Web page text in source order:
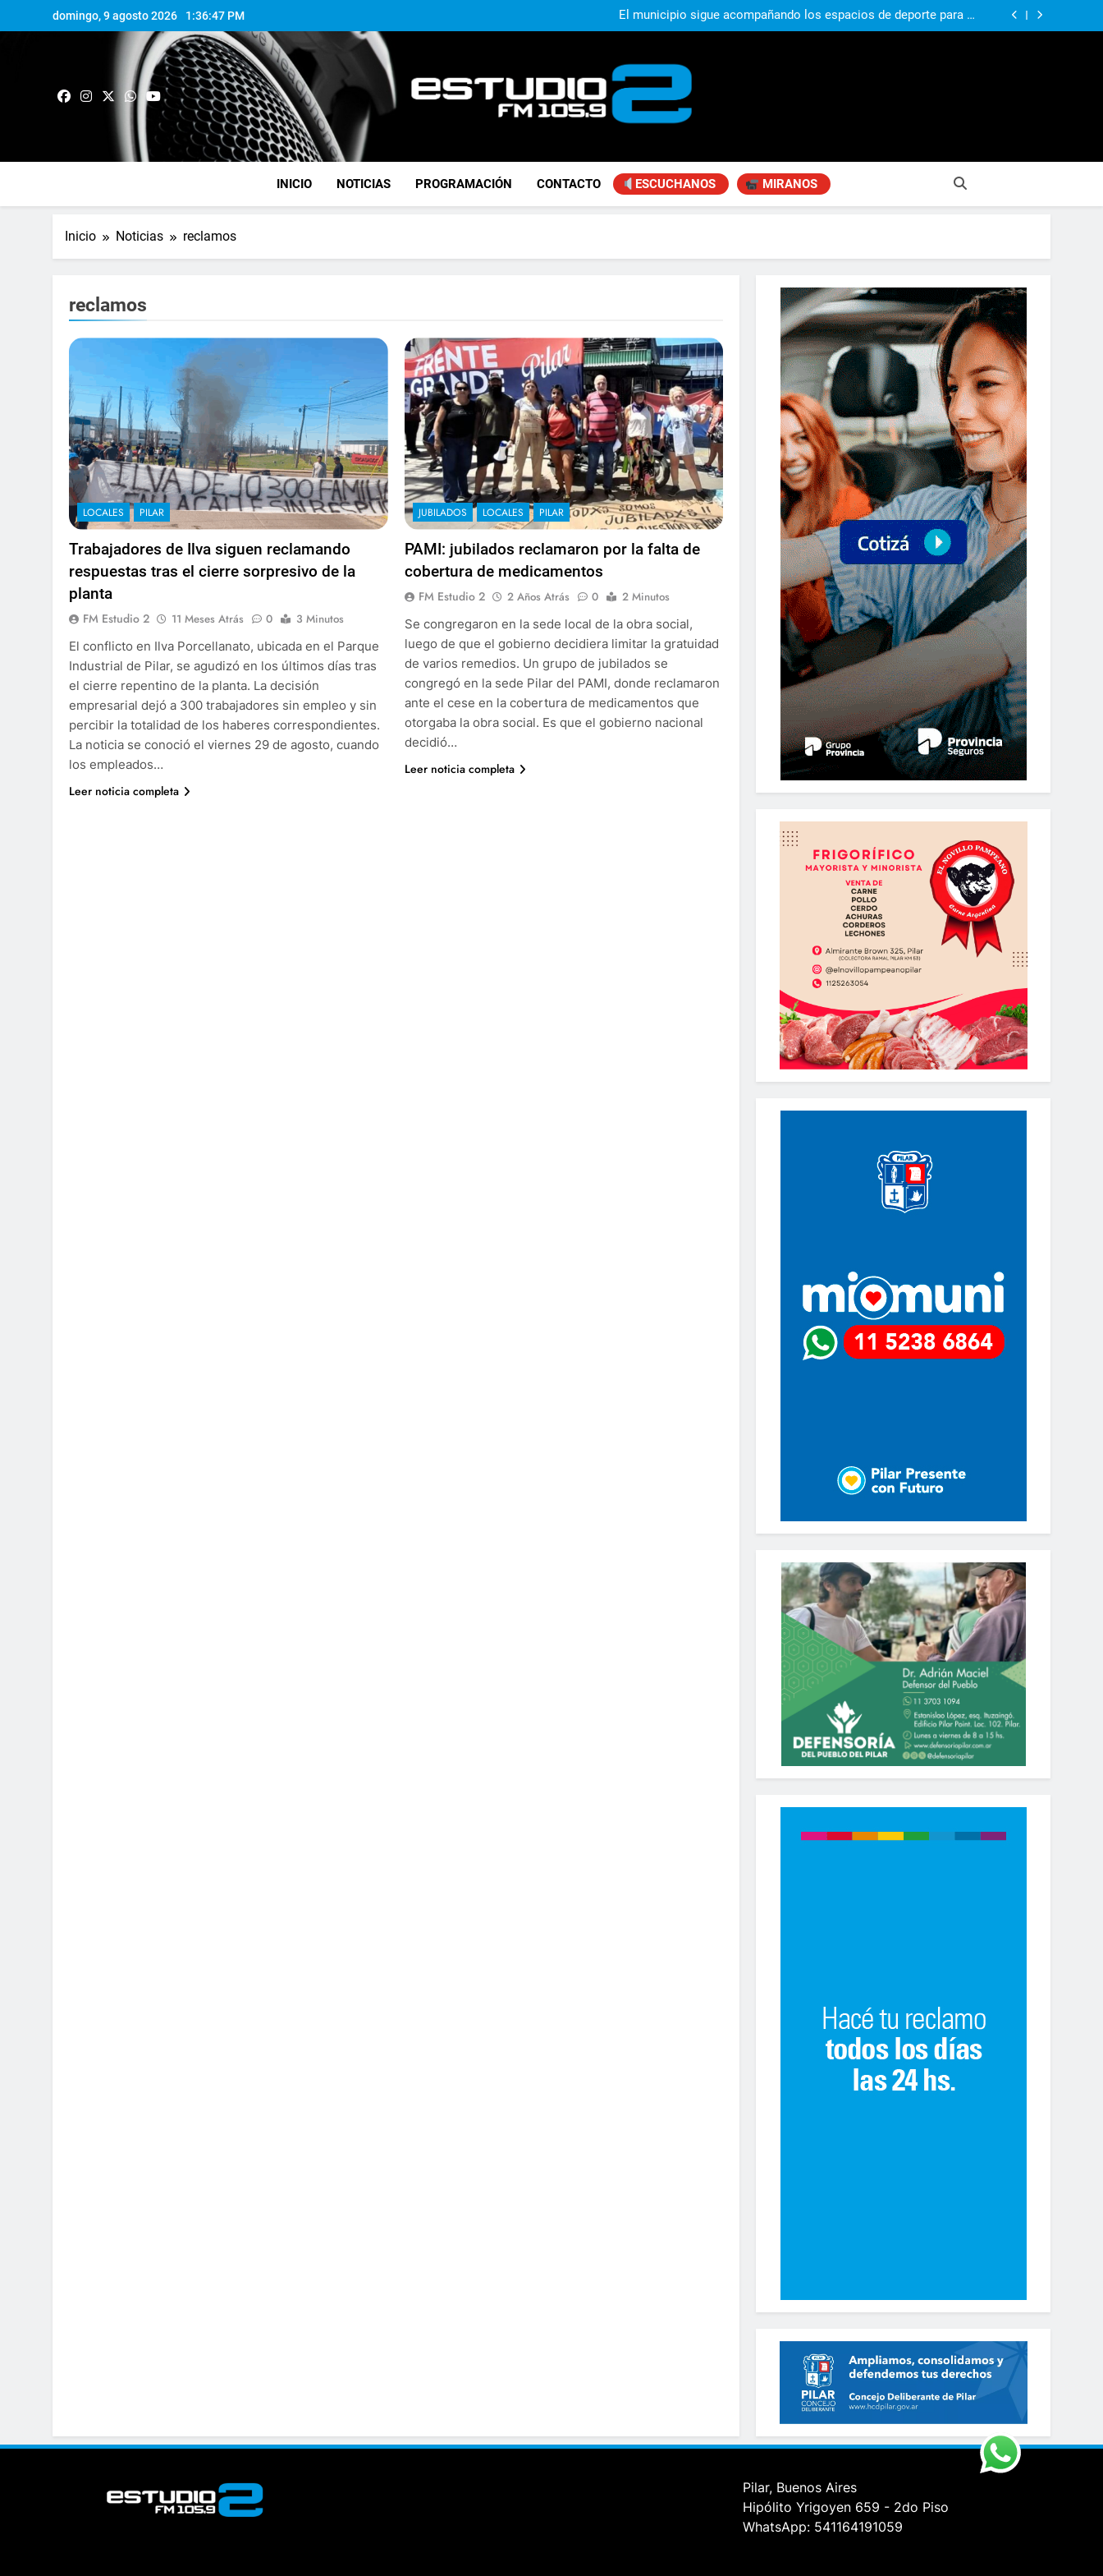
domingo, 9 agosto 2026 1:36:48 PM
El municipio sigue acompañando los espacios de deporte para el
desarrollo de la comunidad
Alejandro Lafourcade presentó su nuevo libro sobre Pilar: “Hay historias
El municipio sigue acompañando los espacios de deporte para el
Alejandro Lafourcade presentó su nuevo libro sobre Pilar: “Hay historias
Achával, primero en imagen positiva entre jefes comunales del GBA
FM Estudio 2
INICIO NOTICIAS PROGRAMACIÓN CONTACTO ESCUCHANOS MIRANOS
Inicio Noticias reclamos
reclamos
LOCALES PILAR
Trabajadores de Ilva siguen reclamando
respuestas tras el cierre sorpresivo de la
planta
FM Estudio 2 11 Meses Atrás 0
3 Minutos
El conflicto en Ilva Porcellanato, ubicada en el Parque
Industrial de Pilar, se agudizó en los últimos días tras
el cierre repentino de la planta. La decisión
empresarial dejó a 300 trabajadores sin empleo y sin
percibir la totalidad de los haberes correspondientes.
La noticia se conoció el viernes 29 de agosto, cuando
los empleados…
Leer noticia completa
JUBILADOS LOCALES PILAR
PAMI: jubilados reclamaron por la falta de
cobertura de medicamentos
FM Estudio 2 2 Años Atrás 0
2 Minutos
Se congregaron en la sede local de la obra social,
luego de que el gobierno decidiera limitar la gratuidad
de varios remedios. Un grupo de jubilados se
congregó en la sede Pilar del PAMI, donde reclamaron
ante el cese en la cobertura de medicamentos que
otorgaba la obra social. Es que el gobierno nacional
decidió…
Leer noticia completa
Pilar, Buenos Aires
Hipólito Yrigoyen 659 - 2do Piso
WhatsApp: 541164191059